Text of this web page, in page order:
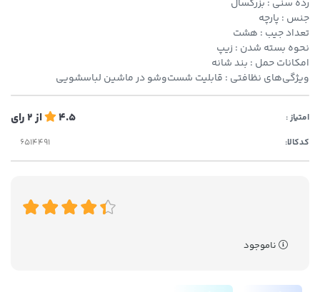
رده سنی : بزرگسال
جنس : پارچه
تعداد جیب : هشت
نحوه بسته شدن : زیپ
امکانات حمل : بند شانه
ویژگی‌های نظافتی : قابلیت شست‌وشو در ماشین لباسشویی
امتیاز : 4.5 از2رای
کدکالا:
ناموجود